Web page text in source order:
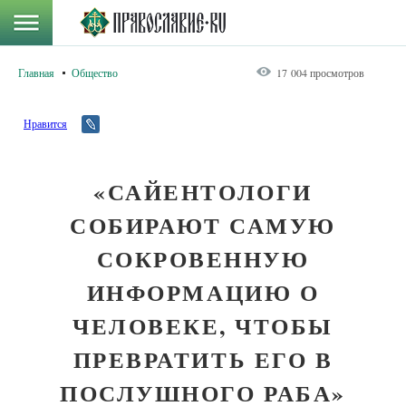
Главная Общество 17 004 просмотров
Нравится
«САЙЕНТОЛОГИ
СОБИРАЮТ САМУЮ
СОКРОВЕННУЮ
ИНФОРМАЦИЮ О
ЧЕЛОВЕКЕ, ЧТОБЫ
ПРЕВРАТИТЬ ЕГО В
ПОСЛУШНОГО РАБА»